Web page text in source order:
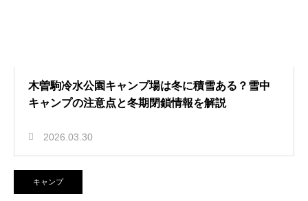
木曽駒冷水公園キャンプ場は冬に積雪ある？雪中
キャンプの注意点と冬期閉鎖情報を解説
2026.03.30
キャンプ